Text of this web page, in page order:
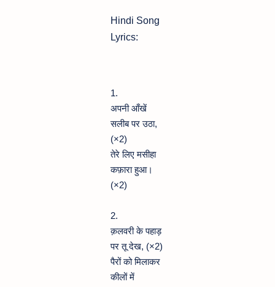
Hindi Song
Lyrics:
1.
अपनी आँखें
सलीब पर उठा,
(×2)
तेरे लिए मसीहा
कफ़ारा हुआ।
(×2)
2.
क़लवरी के पहाड़
पर तू देख, (×2)
पैरों को मिलाकर
कीलों में